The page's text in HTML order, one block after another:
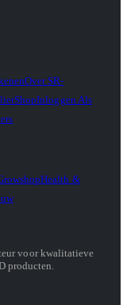
Over SR-
ShopInloggen Als
Health &
voor kwalitatieve
producten.